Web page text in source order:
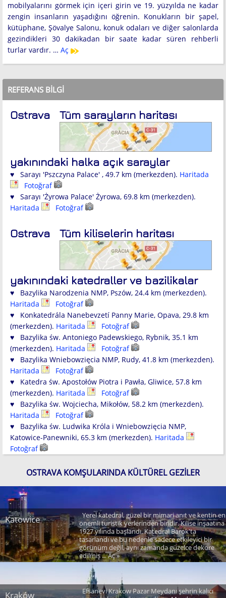
mobilyalarını görmek için içeri girin ve 19. yüzyılda ne kadar
zengin insanların yaşadığını öğrenin. Konukların bir şapel,
kütüphane, Şövalye Salonu, konuk odaları ve diğer salonlarda
gezindikleri 30 dakikadan bir saate kadar süren rehberli
turlar vardır. … Aç
REFERANS BILGI
Tüm sarayların haritası
Ostrava
yakınındaki halka açık saraylar
♥ Sarayı 'Pszczyna Palace' , 49.7 km (merkezden). Haritada
Fotoğraf
♥ Sarayı 'Żyrowa Palace' Żyrowa, 69.8 km (merkezden).
Haritada
Fotoğraf
Tüm kiliselerin haritası
Ostrava
yakınındaki katedraller ve bazilikalar
♥ Bazylika Narodzenia NMP, Pszów, 24.4 km (merkezden).
Haritada
Fotoğraf
♥ Konkatedrála Nanebevzetí Panny Marie, Opava, 29.8 km
(merkezden). Haritada
Fotoğraf
♥ Bazylika św. Antoniego Padewskiego, Rybnik, 35.1 km
(merkezden). Haritada
Fotoğraf
♥ Bazylika Wniebowzięcia NMP, Rudy, 41.8 km (merkezden).
Haritada
Fotoğraf
♥ Katedra św. Apostołów Piotra i Pawła, Gliwice, 57.8 km
(merkezden). Haritada
Fotoğraf
♥ Bazylika św. Wojciecha, Mikołów, 58.2 km (merkezden).
Haritada
Fotoğraf
♥ Bazylika św. Ludwika Króla i Wniebowzięcia NMP,
Katowice-Panewniki, 65.3 km (merkezden). Haritada
Fotoğraf
OSTRAVA KOMŞULARINDA KÜLTÜREL GEZILER
Katowice
Yerel katedral, güzel bir mimari anıt ve kentin en
önemli turistik yerlerinden biridir. Kilise inşaatına
1927 yılında başlandı. Katedral Barok'ta
tasarlandı ve bu nedenle sadece etkileyici bir
görünüm değil, aynı zamanda güzelce dekore
edilmiş ... Aç »
Kraków
Efsanevi Krakow Pazar Meydanı şehrin kalıcı